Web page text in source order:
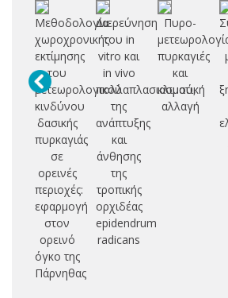
Μεθοδολογία
χωροχρονικής
εκτίμησης
του
μετεωρολογικού
κινδύνου
δασικής
πυρκαγιάς
σε
ορεινές
περιοχές:
εφαρμογή
στον
ορεινό
όγκο της
Πάρνηθας
Διερεύνηση
του in
vitro και
in vivo
πολλαπλασιασμού,
της
ανάπτυξης
και
άνθησης
της
τροπικής
ορχιδέας
epidendrum
radicans
Πυρο-
πυρκαγιές
και
κλιματική
αλλαγή